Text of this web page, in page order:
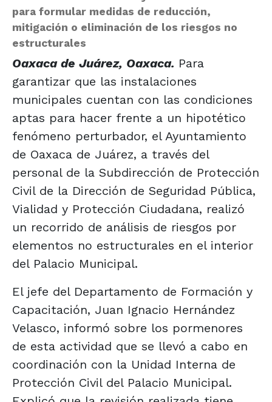
para formular medidas de reducción,
mitigación o eliminación de los riesgos no
estructurales
Oaxaca de Juárez, Oaxaca. Para
garantizar que las instalaciones
municipales cuentan con las condiciones
aptas para hacer frente a un hipotético
fenómeno perturbador, el Ayuntamiento
de Oaxaca de Juárez, a través del
personal de la Subdirección de Protección
Civil de la Dirección de Seguridad Pública,
Vialidad y Protección Ciudadana, realizó
un recorrido de análisis de riesgos por
elementos no estructurales en el interior
del Palacio Municipal.
El jefe del Departamento de Formación y
Capacitación, Juan Ignacio Hernández
Velasco, informó sobre los pormenores
de esta actividad que se llevó a cabo en
coordinación con la Unidad Interna de
Protección Civil del Palacio Municipal.